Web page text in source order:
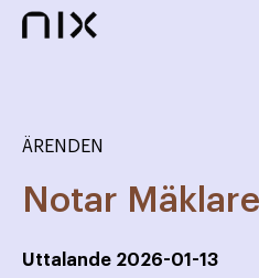
ÄRENDEN
Notar
Uttalande 2026-01-13